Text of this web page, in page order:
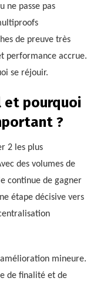
ne passe pas
de preuve très
performance accrue.
se réjouir.
et pourquoi
?
2 les plus
des volumes de
continue de gagner
étape décisive vers
amélioration mineure.
de finalité et de